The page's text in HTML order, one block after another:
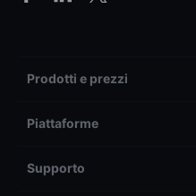
Prodotti e prezzi
Piattaforme
Supporto